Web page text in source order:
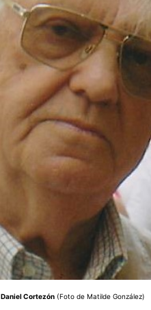
Daniel Cortezón(Foto de Matilde González)